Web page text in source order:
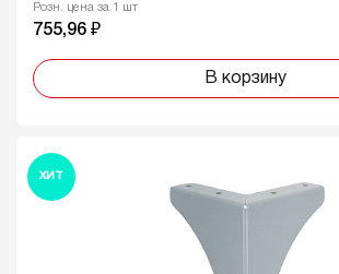
Розн. цена за 1 шт
755,96 ₽
В корзину
ХИТ